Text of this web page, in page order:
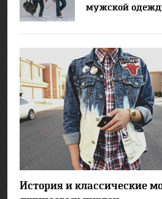
мужской
История и классические